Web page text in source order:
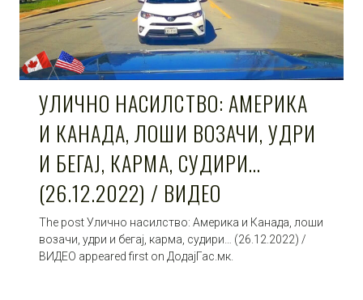
УЛИЧНО НАСИЛСТВО: АМЕРИКА
И КАНАДА, ЛОШИ ВОЗАЧИ, УДРИ
И БЕГАЈ, КАРМА, СУДИРИ…
(26.12.2022) / ВИДЕО
The post Улично насилство: Америка и Канада, лоши
возачи, удри и бегај, карма, судири… (26.12.2022) /
ВИДЕО appeared first on ДодајГас.мк.